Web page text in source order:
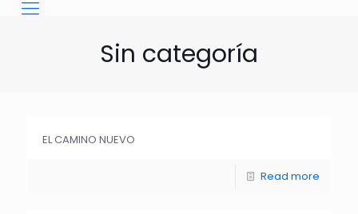
Sin categoría
EL CAMINO NUEVO
Read more